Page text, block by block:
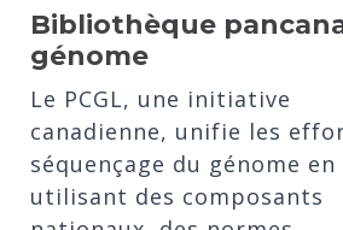
Bibliothèque
génome
Le PCGL, une initiative
canadienne, unifie les
séquençage du génome en
utilisant des composants